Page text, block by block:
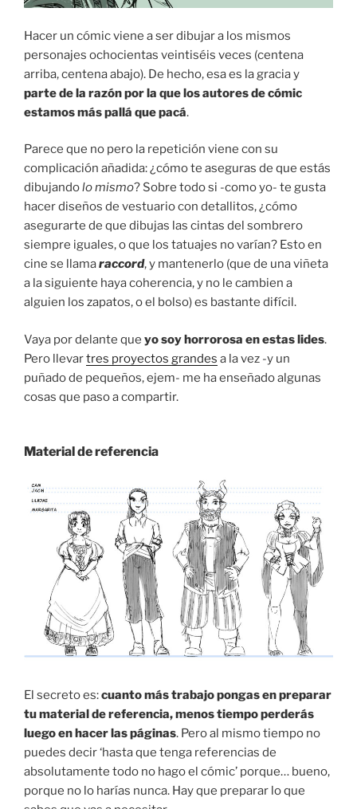
Hacer un cómic viene a ser dibujar a los mismos
personajes ochocientas veintiséis veces (centena
arriba, centena abajo). De hecho, esa es la gracia y
parte de la razón por la que los autores de cómic
estamos más pallá que pacá.
Parece que no pero la repetición viene con su
complicación añadida: ¿cómo te aseguras de que estás
dibujandolo mismo? Sobre todo si -como yo- te gusta
hacer diseños de vestuario con detallitos, ¿cómo
asegurarte de que dibujas las cintas del sombrero
siempre iguales, o que los tatuajes no varían? Esto en
cine se llamaraccord, y mantenerlo (que de una viñeta
a la siguiente haya coherencia, y no le cambien a
alguien los zapatos, o el bolso) es bastante difícil.
Vaya por delante que yo soy horrorosa en estas lides.
Pero llevartres proyectos grandes a la vez -y un
puñado de pequeños, ejem- me ha enseñado algunas
cosas que paso a compartir.
Material de referencia
El secreto es:cuanto más trabajo pongas en preparar
tu material de referencia, menos tiempo perderás
luego en hacer las páginas. Pero al mismo tiempo no
puedes decir ‘hasta que tenga referencias de
absolutamente todo no hago el cómic’ porque… bueno,
porque no lo harías nunca. Hay que preparar lo que